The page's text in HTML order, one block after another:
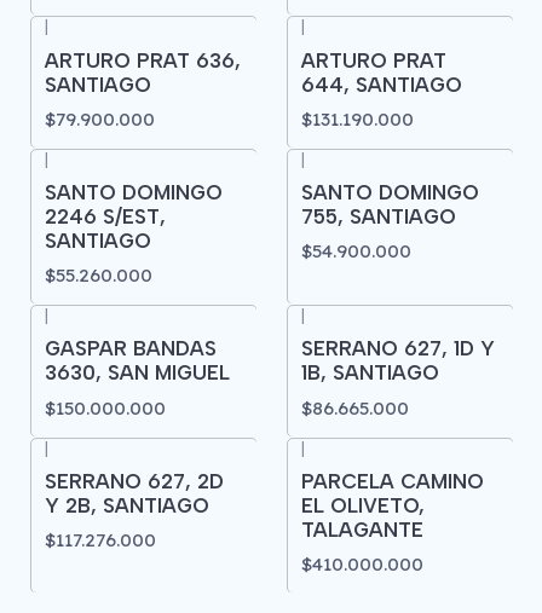
ARTURO PRAT 636,
SANTIAGO
$79.900.000
ARTURO PRAT
644, SANTIAGO
$131.190.000
SANTO DOMINGO
2246 S/EST,
SANTIAGO
$55.260.000
SANTO DOMINGO
755, SANTIAGO
$54.900.000
GASPAR BANDAS
3630, SAN MIGUEL
$150.000.000
SERRANO 627, 1D Y
1B, SANTIAGO
$86.665.000
|
SERRANO 627, 2D
Y 2B, SANTIAGO
$117.276.000
|
PARCELA CAMINO
EL OLIVETO,
TALAGANTE
$410.000.000